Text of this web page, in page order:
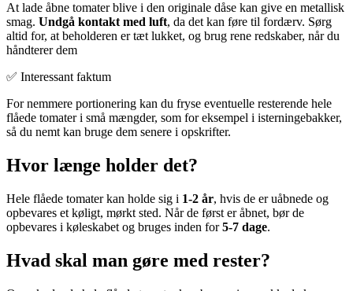
At lade åbne tomater blive i den originale dåse kan give en metallisk
smag. Undgå kontakt med luft, da det kan føre til fordærv. Sørg
altid for, at beholderen er tæt lukket, og brug rene redskaber, når du
håndterer dem
✅ Interessant faktum
For nemmere portionering kan du fryse eventuelle resterende hele
flåede tomater i små mængder, som for eksempel i isterningebakker,
så du nemt kan bruge dem senere i opskrifter.
Hvor længe holder det?
Hele flåede tomater kan holde sig i 1-2 år, hvis de er uåbnede og
opbevares et køligt, mørkt sted. Når de først er åbnet, bør de
opbevares i køleskabet og bruges inden for5-7 dage.
Hvad skal man gøre med rester?